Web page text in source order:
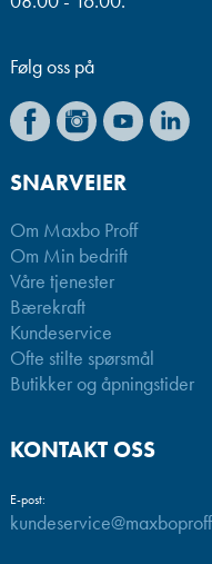
Følg oss på
SNARVEIER
Om Maxbo Proff
Om Min bedrift
Våre tjenester
Bærekraft
Kundeservice
Ofte stilte spørsmål
Butikker og åpningstider
KONTAKT OSS
E-post: